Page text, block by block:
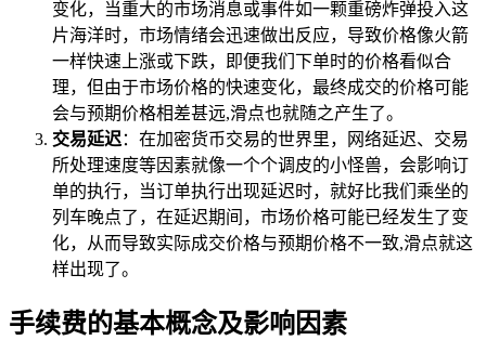
变化，当重大的市场消息或事件如一颗重磅炸弹投入这
片海洋时，市场情绪会迅速做出反应，导致价格像火箭
一样快速上涨或下跌，即便我们下单时的价格看似合
理，但由于市场价格的快速变化，最终成交的价格可能
会与预期价格相差甚远,滑点也就随之产生了。
交易延迟：在加密货币交易的世界里，网络延迟、交易
所处理速度等因素就像一个个调皮的小怪兽，会影响订
单的执行，当订单执行出现延迟时，就好比我们乘坐的
列车晚点了，在延迟期间，市场价格可能已经发生了变
化，从而导致实际成交价格与预期价格不一致,滑点就这
样出现了。
手续费的基本概念及影响因素